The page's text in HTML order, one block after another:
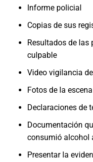
Informe policial
Copias de sus
Resultados de las
culpable
Video vigilancia
Fotos de la
Declaraciones de
Documentación
consumió alcohol
Presentar la